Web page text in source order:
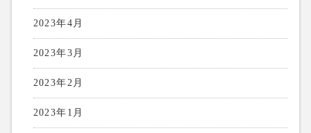
2023年4月
2023年3月
2023年2月
2023年1月